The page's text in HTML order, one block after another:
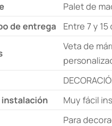
Palet de
de entrega
Entre 7 y
Veta de
instalación
Muy fácil
Para